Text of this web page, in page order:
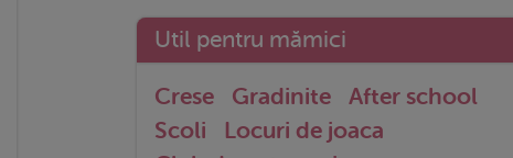
Util pentru mămici
Crese Gradinite
After school
Scoli
Locuri de joaca